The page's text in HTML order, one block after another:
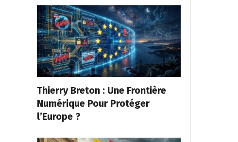
Thierry Breton : Une Frontière
Numérique Pour Protéger
l’Europe ?